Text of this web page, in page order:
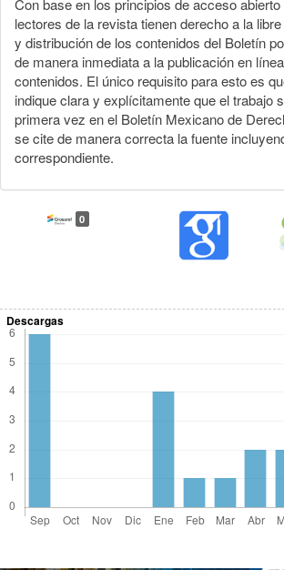
Con base en los principios de acceso
lectores de la revista tienen derecho a la
y distribución de los contenidos del Boletín
de manera inmediata a la publicación en
contenidos. El único requisito para esto es
indique clara y explícitamente que el trabajo
primera vez en el Boletín Mexicano de
se cite de manera correcta la fuente
correspondiente.
0
Descargas